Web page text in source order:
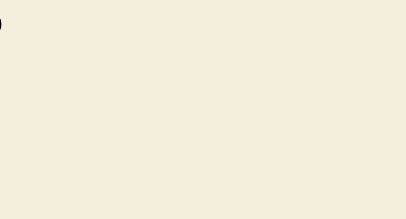
9